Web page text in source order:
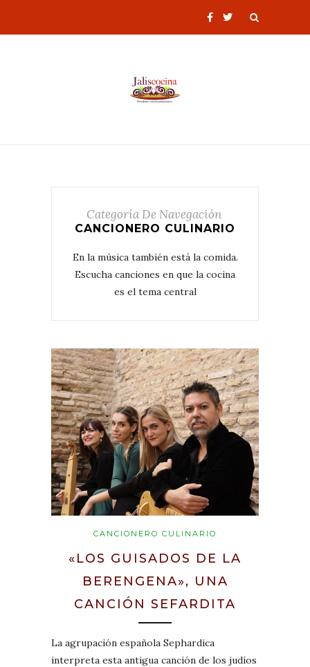
Categoría De Navegación
CANCIONERO CULINARIO
En la música también está la comida.
Escucha canciones en que la cocina
es el tema central
CANCIONERO CULINARIO
«LOS GUISADOS DE LA
BERENGENA», UNA
CANCIÓN SEFARDITA
La agrupación española Sephardica
interpreta esta antigua canción de los judíos